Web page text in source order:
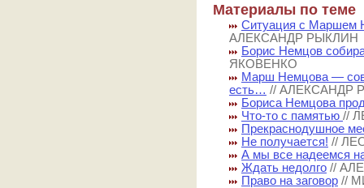
Материалы по теме
Ситуация с Маршем
АЛЕКСАНДР РЫКЛИН
Борис Немцов
ЯКОВЕНКО
Марш Немцова —
есть… // АЛЕКСАНДР
Бориса Немцова
Что-то с памятью //
Прекраснодушное
Не получается! //
А мы все надеемся
Ждать недолго //
Право на заговор //